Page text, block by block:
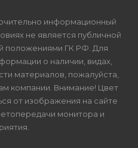
информационный
не является публичной
положениями ГК РФ. Для
о наличии, видах,
материалов, пожалуйста,
компании. Внимание! Цвет
от изображения на сайте
монитора и